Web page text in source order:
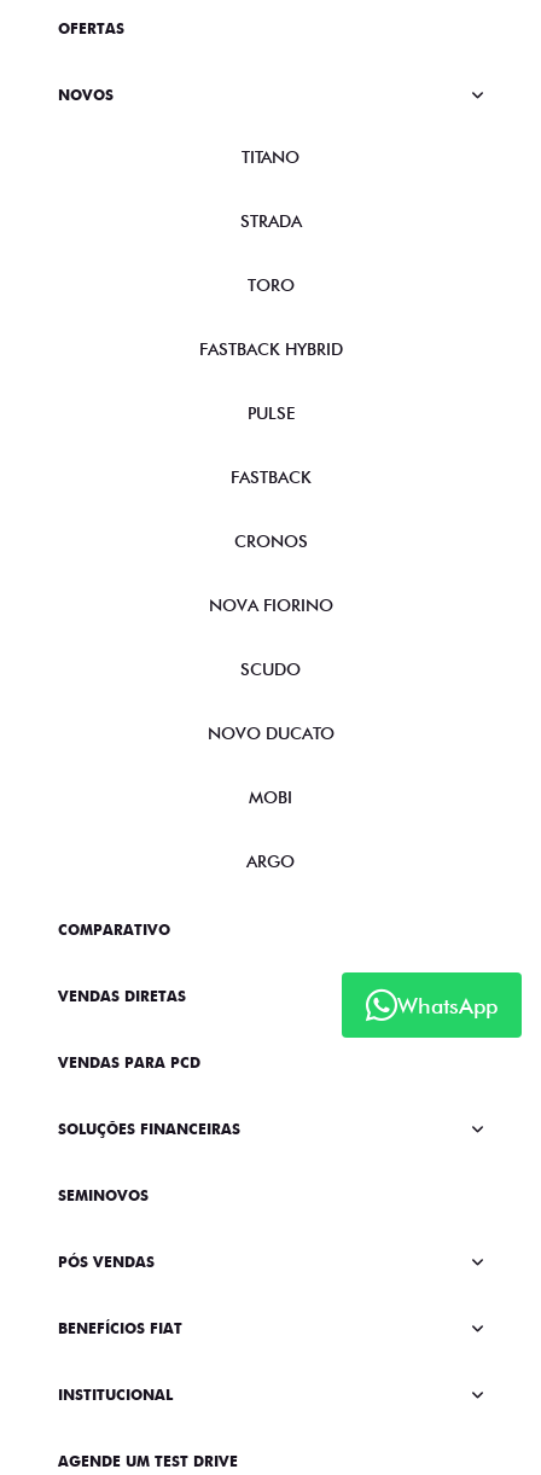
WhatsApp
OFERTAS
NOVOS
TITANO
STRADA
TORO
FASTBACK HYBRID
PULSE
FASTBACK
CRONOS
NOVA FIORINO
SCUDO
NOVO DUCATO
MOBI
ARGO
COMPARATIVO
VENDAS DIRETAS
VENDAS PARA PCD
SOLUÇÕES FINANCEIRAS
SEMINOVOS
PÓS VENDAS
BENEFÍCIOS FIAT
INSTITUCIONAL
AGENDE UM TEST DRIVE